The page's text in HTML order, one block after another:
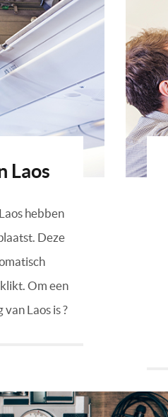
Laos
hebben
Deze
Om een
Laos is ?